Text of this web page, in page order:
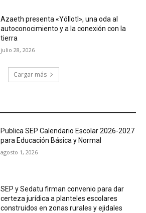
Azaeth presenta «Yóllotl», una oda al
autoconocimiento y a la conexión con la
tierra
julio 28, 2026
Cargar más
Publica SEP Calendario Escolar 2026-2027
para Educación Básica y Normal
agosto 1, 2026
SEP y Sedatu firman convenio para dar
certeza jurídica a planteles escolares
construidos en zonas rurales y ejidales